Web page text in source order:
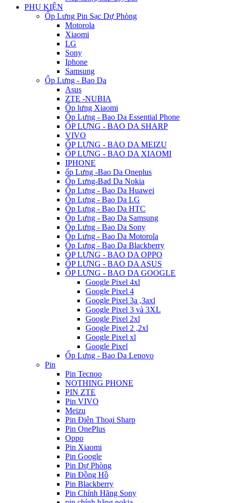
PHỤ KIỆN
Ốp Lưng Pin Sạc Dự Phòng
Motorola
Xiaomi
LG
Sony
Iphone
Samsung
Ốp Lưng - Bao Da
Asus
ZTE -NUBIA
Ốp lưng Xiaomi
Ốp Lưng - Bao Da Essential Phone
ỐP LƯNG - BAO DA SHARP
VIVO
ỐP LƯNG - BAO DA MEIZU
ỐP LƯNG - BAO DA XIAOMI
IPHONE
ốp Lưng -Bao Da Oneplus
Ốp Lưng-Bad Da Nokia
Ốp Lưng - Bao Da Huawei
Ốp Lưng - Bao Da LG
Ốp Lưng - Bao Da HTC
Ốp Lưng - Bao Da Samsung
Ốp Lưng - Bao Da Sony
Ốp Lưng - Bao Da Motorola
Ốp Lưng - Bao Da Blackberry
ỐP LƯNG - BAO DA OPPO
ỐP LƯNG - BAO DA ASUS
ỐP LƯNG - BAO DA GOOGLE
Google Pixel 4xl
Google Pixel 4
Google Pixel 3a ,3axl
Google Pixel 3 và 3XL
Google Pixel 2xl
Google Pixel 2 ,2xl
Google Pixel xl
Google Pixel
Ốp Lưng - Bao Da Lenovo
Pin
Pin Tecnoo
NOTHING PHONE
PIN ZTE
Pin VIVO
Meizu
Pin Điên Thoại Sharp
Pin OnePlus
Oppo
Pin Xiaomi
Pin Google
Pin Dự Phòng
Pin Đồng Hồ
Pin Blackberry
Pin Chính Hãng Sony